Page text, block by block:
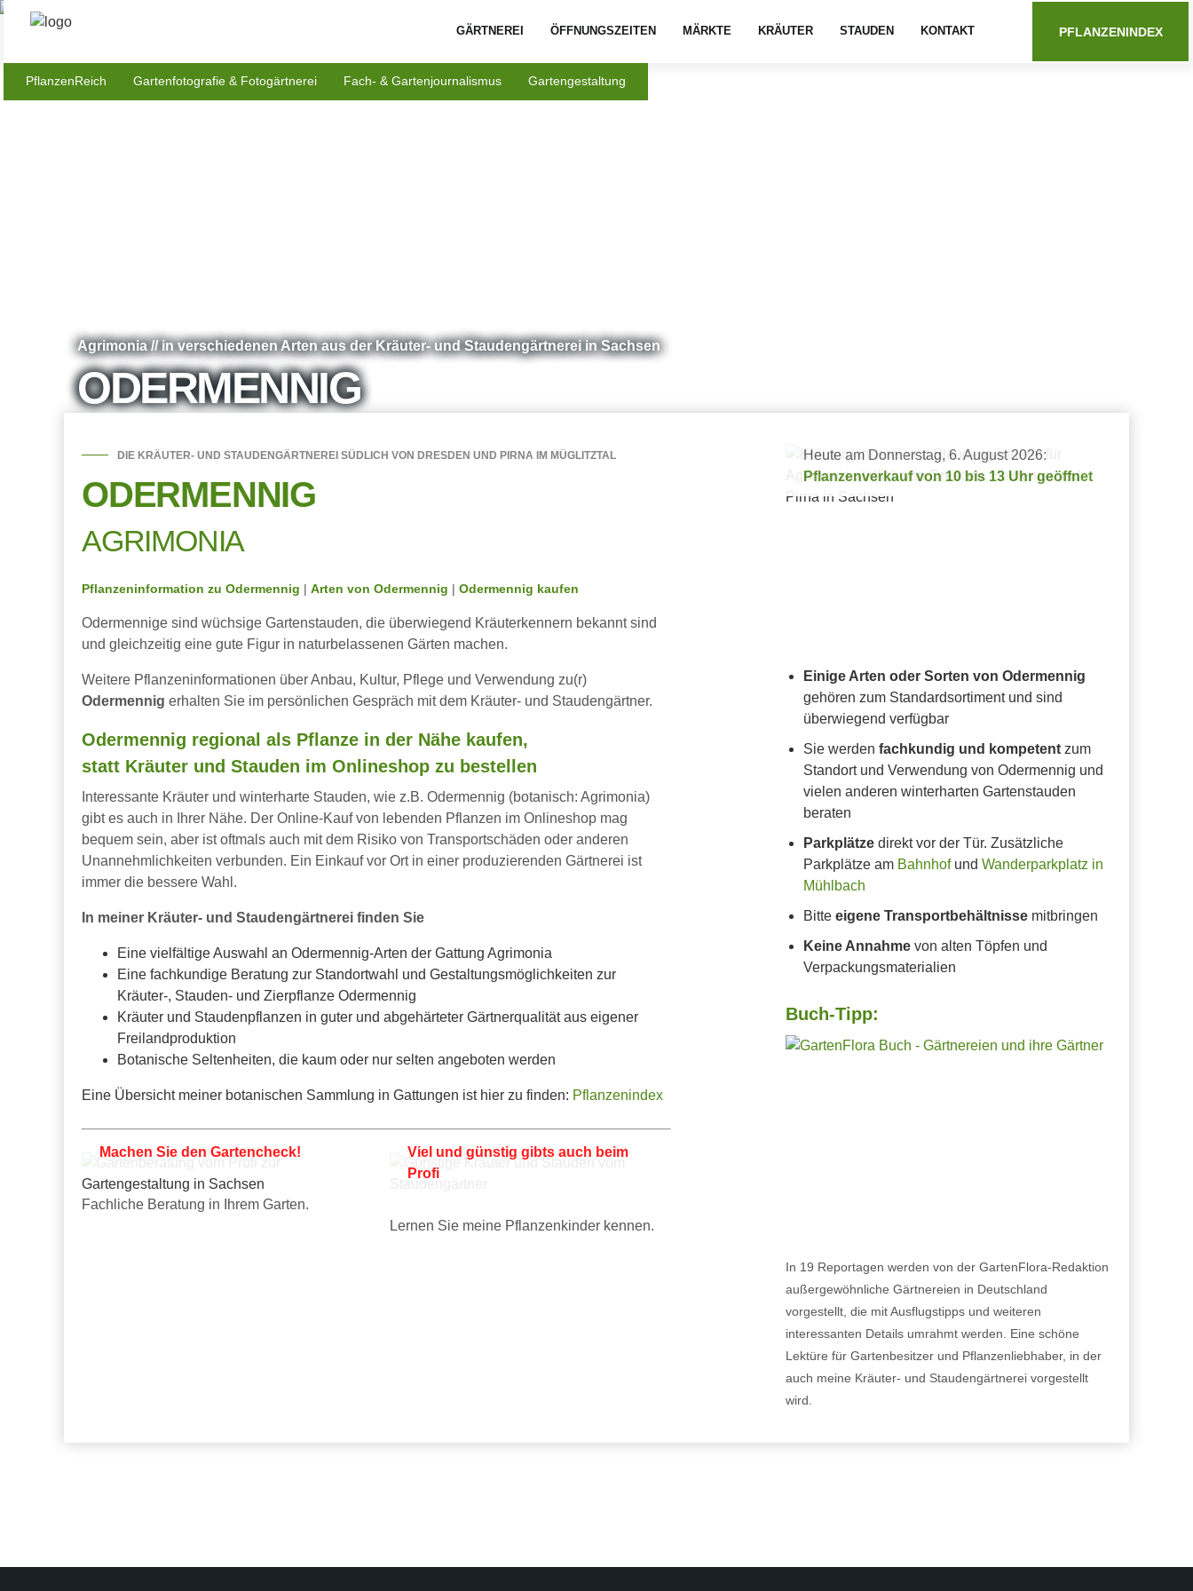
GÄRTNEREI ÖFFNUNGSZEITEN MÄRKTE KRÄUTER STAUDEN KONTAKT PFLANZENINDEX
PflanzenReich Gartenfotografie & Fotogärtnerei Fach- & Gartenjournalismus Gartengestaltung
Agrimonia // in verschiedenen Arten aus der Kräuter- und Staudengärtnerei in Sachsen
ODERMENNIG
DIE KRÄUTER- UND STAUDENGÄRTNEREI SÜDLICH VON DRESDEN UND PIRNA IM MÜGLITZTAL
ODERMENNIG
AGRIMONIA
Pflanzeninformation zu Odermennig Arten von Odermennig Odermennig kaufen
Odermennige sind wüchsige Gartenstauden, die überwiegend Kräuterkennern bekannt sind
und gleichzeitig eine gute Figur in naturbelassenen Gärten machen.
Weitere Pflanzeninformationen über Anbau, Kultur, Pflege und Verwendung zu(r)
Odermennig erhalten Sie im persönlichen Gespräch mit dem Kräuter- und Staudengärtner.
Odermennig regional als Pflanze in der Nähe kaufen,
statt Kräuter und Stauden im Onlineshop zu bestellen
Interessante Kräuter und winterharte Stauden, wie z.B. Odermennig (botanisch: Agrimonia)
gibt es auch in Ihrer Nähe. Der Online-Kauf von lebenden Pflanzen im Onlineshop mag
bequem sein, aber ist oftmals auch mit dem Risiko von Transportschäden oder anderen
Unannehmlichkeiten verbunden. Ein Einkauf vor Ort in einer produzierenden Gärtnerei ist
immer die bessere Wahl.
In meiner Kräuter- und Staudengärtnerei finden Sie
Eine vielfältige Auswahl an Odermennig-Arten der Gattung Agrimonia
Eine fachkundige Beratung zur Standortwahl und Gestaltungsmöglichkeiten zur
Kräuter-, Stauden- und Zierpflanze Odermennig
Kräuter und Staudenpflanzen in guter und abgehärteter Gärtnerqualität aus eigener
Freilandproduktion
Botanische Seltenheiten, die kaum oder nur selten angeboten werden
Eine Übersicht meiner botanischen Sammlung in Gattungen ist hier zu finden: Pflanzenindex
Machen Sie den Gartencheck!
Fachliche Beratung in Ihrem Garten.
Viel und günstig gibts auch beim
Profi
Lernen Sie meine Pflanzenkinder kennen.
Heute am Donnerstag, 6. August 2026:
Pflanzenverkauf von 10 bis 13 Uhr geöffnet
Einige Arten oder Sorten von Odermennig
gehören zum Standardsortiment und sind
überwiegend verfügbar
Sie werdenfachkundig und kompetent zum
Standort und Verwendung von Odermennig und
vielen anderen winterharten Gartenstauden
beraten
Parkplätze direkt vor der Tür. Zusätzliche
Parkplätze am BahnhofundWanderparkplatz in
Mühlbach
Bitteeigene Transportbehältnisse mitbringen
Keine Annahme von alten Töpfen und
Verpackungsmaterialien
Buch-Tipp:
In 19 Reportagen werden von der GartenFlora-Redaktion
außergewöhnliche Gärtnereien in Deutschland
vorgestellt, die mit Ausflugstipps und weiteren
interessanten Details umrahmt werden. Eine schöne
Lektüre für Gartenbesitzer und Pflanzenliebhaber, in der
auch meine Kräuter- und Staudengärtnerei vorgestellt
wird.